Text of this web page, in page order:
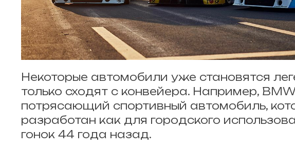
Некоторые автомобили уже становятся
только сходят с конвейера. Например,
потрясающий спортивный автомобиль,
разработан как для городского
гонок 44 года назад.